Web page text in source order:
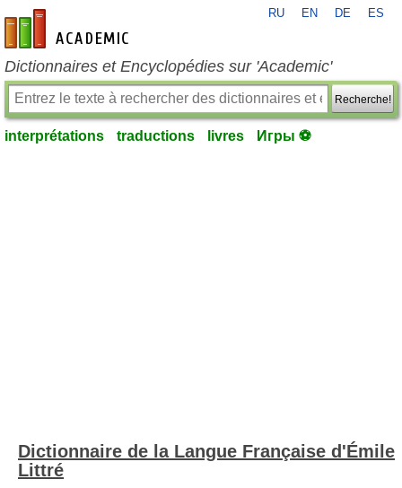
fr-academic.com
RU EN DE ES
Dictionnaires et Encyclopédies sur 'Academic'
Recherche!
interprétations traductions livres Игры ⚽
Dictionnaire de la Langue Française d'Émile
Littré